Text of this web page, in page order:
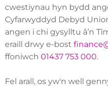
cwestiynau hyn bydd
Cyfarwyddyd Debyd
angen i chi gysylltu â’n
eraill drwy e-bost
ffoniwch 01437 753 000.
Fel arall, os yw'n well